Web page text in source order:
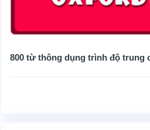
800 từ thông dụng trình độ trung